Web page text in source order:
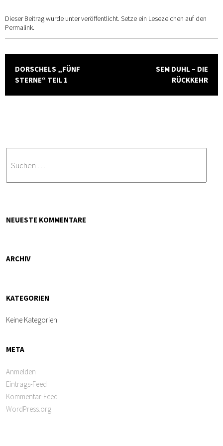
w
r
e
l
Dieser Beitrag wurde unter veröffentlicht. Setze ein Lesezeichen auf den
Permalink.
Beitragsnavigation
DORSCHELS „FÜNF
STERNE“ TEIL 1
SEM DUHL – DIE
RÜCKKEHR
NEUESTE KOMMENTARE
ARCHIV
KATEGORIEN
Keine Kategorien
META
Anmelden
Eintrags-Feed
Kommentar-Feed
WordPress.org